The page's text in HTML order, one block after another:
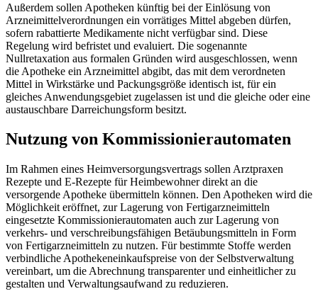
Außerdem sollen Apotheken künftig bei der Einlösung von
Arzneimittelverordnungen ein vorrätiges Mittel abgeben dürfen,
sofern rabattierte Medikamente nicht verfügbar sind. Diese
Regelung wird befristet und evaluiert. Die sogenannte
Nullretaxation aus formalen Gründen wird ausgeschlossen, wenn
die Apotheke ein Arzneimittel abgibt, das mit dem verordneten
Mittel in Wirkstärke und Packungsgröße identisch ist, für ein
gleiches Anwendungsgebiet zugelassen ist und die gleiche oder eine
austauschbare Darreichungsform besitzt.
Nutzung von Kommissionierautomaten
Im Rahmen eines Heimversorgungsvertrags sollen Arztpraxen
Rezepte und E-Rezepte für Heimbewohner direkt an die
versorgende Apotheke übermitteln können. Den Apotheken wird die
Möglichkeit eröffnet, zur Lagerung von Fertigarzneimitteln
eingesetzte Kommissionierautomaten auch zur Lagerung von
verkehrs- und verschreibungsfähigen Betäubungsmitteln in Form
von Fertigarzneimitteln zu nutzen. Für bestimmte Stoffe werden
verbindliche Apothekeneinkaufspreise von der Selbstverwaltung
vereinbart, um die Abrechnung transparenter und einheitlicher zu
gestalten und Verwaltungsaufwand zu reduzieren.